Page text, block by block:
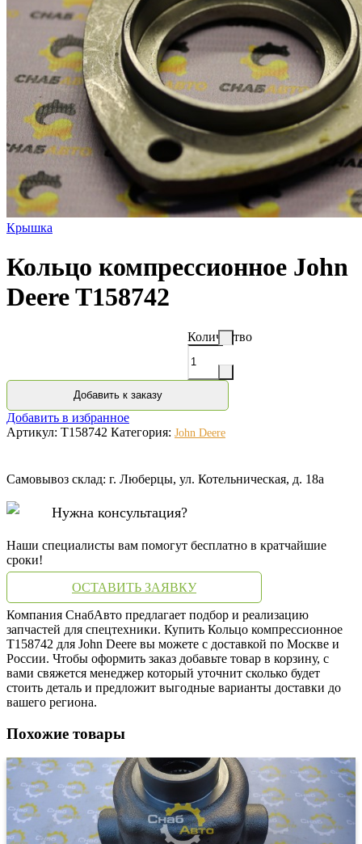
Крышка
Кольцо компрессионное John
Deere T158742
Количество
Добавить к заказу
Добавить в избранное
Артикул: T158742 Категория: John Deere
Самовывоз склад: г. Люберцы, ул. Котельническая, д. 18а
Нужна консультация?
Наши специалисты вам помогут бесплатно в кратчайшие
сроки!
ОСТАВИТЬ ЗАЯВКУ
Компания СнабАвто предлагает подбор и реализацию
запчастей для спецтехники. Купить Кольцо компрессионное
T158742 для John Deere вы можете с доставкой по Москве и
России. Чтобы оформить заказ добавьте товар в корзину, с
вами свяжется менеджер который уточнит сколько будет
стоить деталь и предложит выгодные варианты доставки до
вашего региона.
Похожие товары